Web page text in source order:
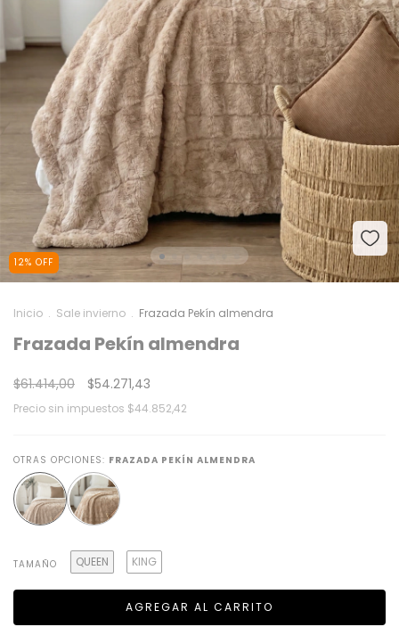
12% OFF
Inicio . Sale invierno . Frazada Pekín almendra
Frazada Pekín almendra
$61.414,00 $54.271,43
Precio sin impuestos $44.852,42
OTRAS OPCIONES: FRAZADA PEKÍN ALMENDRA
TAMAÑO QUEEN KING